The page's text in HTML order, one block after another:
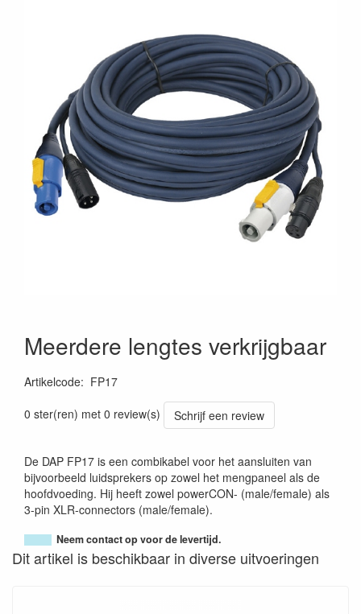
Meerdere lengtes verkrijgbaar
Artikelcode: FP17
0 ster(ren) met 0 review(s)
Schrijf een review
De DAP FP17 is een combikabel voor het aansluiten van
bijvoorbeeld luidsprekers op zowel het mengpaneel als de
hoofdvoeding. Hij heeft zowel powerCON- (male/female) als
3-pin XLR-connectors (male/female).
Neem contact op voor de levertijd.
Dit artikel is beschikbaar in diverse uitvoeringen